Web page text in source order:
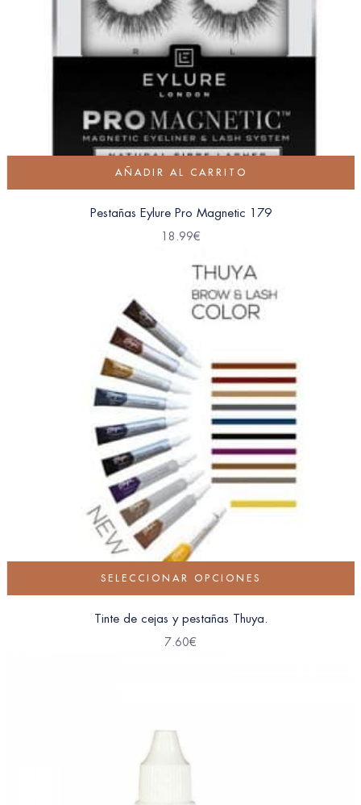
AÑADIR AL CARRITO
Pestañas Eylure Pro Magnetic 179
18.99€
SELECCIONAR OPCIONES
Tinte de cejas y pestañas Thuya.
7.60€